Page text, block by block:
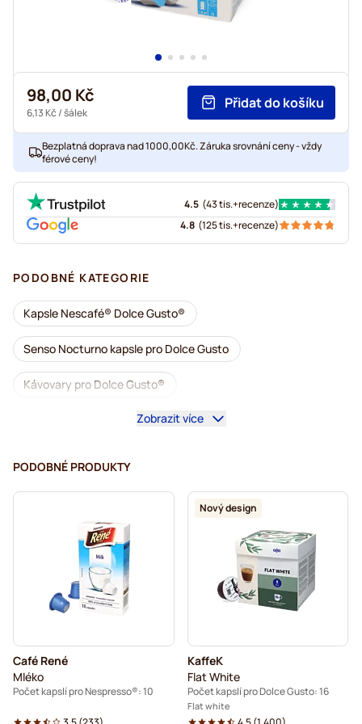
98,00 Kč
6,13 Kč / šálek
Přidat do košíku
Bezplatná doprava nad 1000,00Kč. Záruka srovnání ceny - vždy
férové ceny!
4.5 (43 tis.+recenze)
4.8 (125 tis.+recenze)
PODOBNÉ KATEGORIE
Kapsle Nescafé® Dolce Gusto®
Senso Nocturno kapsle pro Dolce Gusto
Kávovary pro Dolce Gusto®
Příslušenství pro Dolce Gusto®
Odvápnění a údržba pro Dolce Gusto
Segafredo kávové kapsle pro Dolce Gusto
Café René kávové kapsle pro Dolce Gusto
Caffè Borbone pro Dolce Gusto
Kapsle pro Dolce Gusto®
Pro Dolce Gusto®
Zobrazit více
PODOBNÉ PRODUKTY
Café René
Mléko
Počet kapslí pro Nespresso®: 10
Nový design
KaffeK
Flat White
Počet kapslí pro Dolce Gusto: 16
Flat white